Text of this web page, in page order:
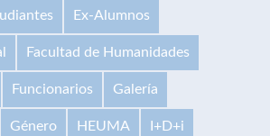
Ex-Alumnos
Facultad de Humanidades
Funcionarios Galería
Género HEUMA I+D+i